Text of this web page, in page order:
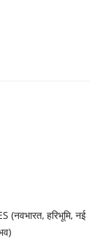
(नवभारत, हरिभूमि, नई